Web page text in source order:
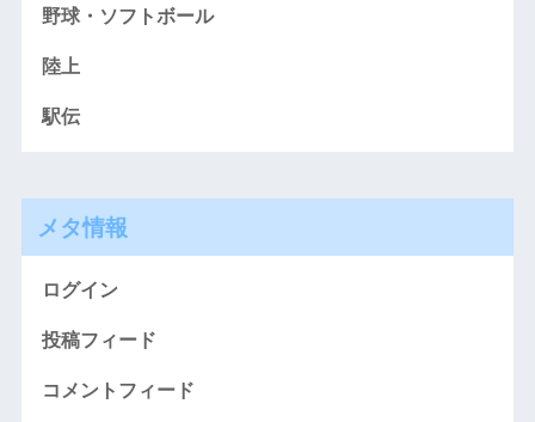
野球・ソフトボール
陸上
駅伝
メタ情報
ログイン
投稿フィード
コメントフィード